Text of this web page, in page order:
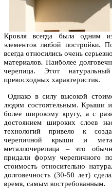
Кровля всегда была одним
элементов любой постройки.
всегда относились очень
материалов. Наиболее
черепица. Этот
превосходных характеристик.
Однако в силу высокой
людям состоятельным. Крыши
более широкому кругу, а с
достоянием широких слоев
технологий привело к
черепичной крыши и
металлочерепица – это
придали форму черепичного
стоимость относительно
долговечность (30-50 лет)
время, самым востребованным.